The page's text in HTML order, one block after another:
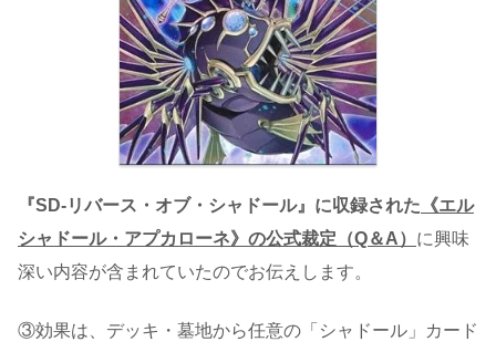
『SD-リバース・オブ・シャドール』に収録された 《エル
シャドール・アプカローネ》の公式裁定（Q＆A） に興味
深い内容が含まれていたのでお伝えします。
③効果は、デッキ・墓地から任意の「シャドール」カード